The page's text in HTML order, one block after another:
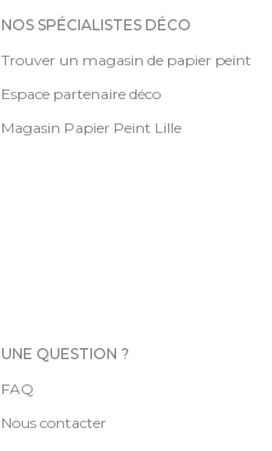
NOS SPÉCIALISTES DÉCO
Trouver un magasin de papier peint
Espace partenaire déco
Magasin Papier Peint Lille
UNE QUESTION ?
FAQ
Nous contacter